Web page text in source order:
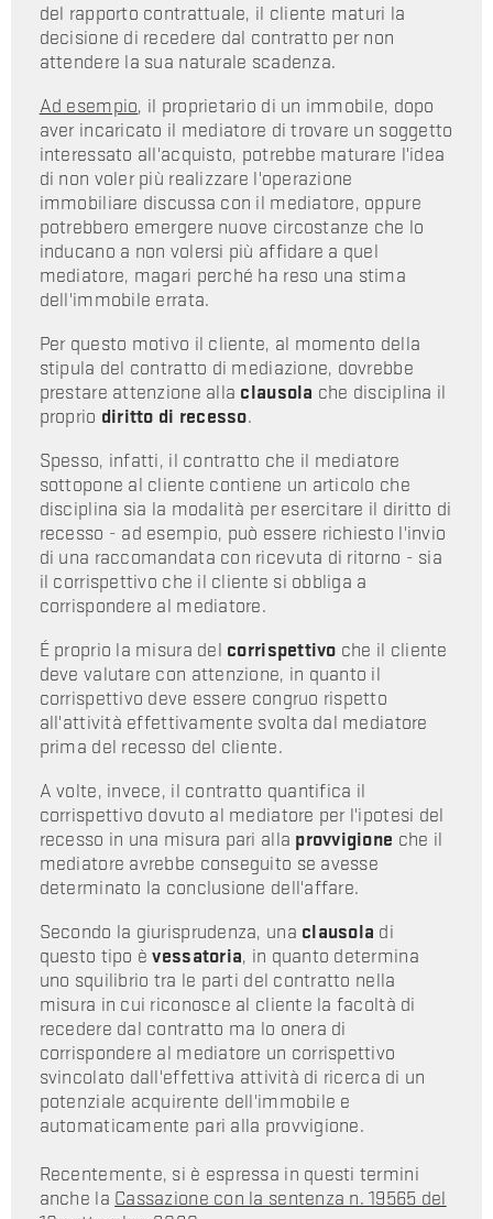
del rapporto contrattuale, il cliente maturi la
decisione di recedere dal contratto per non
attendere la sua naturale scadenza.
Ad esempio, il proprietario di un immobile, dopo
aver incaricato il mediatore di trovare un soggetto
interessato all'acquisto, potrebbe maturare l'idea
di non voler più realizzare l'operazione
immobiliare discussa con il mediatore, oppure
potrebbero emergere nuove circostanze che lo
inducano a non volersi più affidare a quel
mediatore, magari perché ha reso una stima
dell'immobile errata.
Per questo motivo il cliente, al momento della
stipula del contratto di mediazione, dovrebbe
prestare attenzione alla clausola che disciplina il
proprio diritto di recesso.
Spesso, infatti, il contratto che il mediatore
sottopone al cliente contiene un articolo che
disciplina sia la modalità per esercitare il diritto di
recesso - ad esempio, può essere richiesto l'invio
di una raccomandata con ricevuta di ritorno - sia
il corrispettivo che il cliente si obbliga a
corrispondere al mediatore.
É proprio la misura del corrispettivo che il cliente
deve valutare con attenzione, in quanto il
corrispettivo deve essere congruo rispetto
all'attività effettivamente svolta dal mediatore
prima del recesso del cliente.
A volte, invece, il contratto quantifica il
corrispettivo dovuto al mediatore per l'ipotesi del
recesso in una misura pari alla provvigione che il
mediatore avrebbe conseguito se avesse
determinato la conclusione dell'affare.
Secondo la giurisprudenza, una clausola di
questo tipo èvessatoria, in quanto determina
uno squilibrio tra le parti del contratto nella
misura in cui riconosce al cliente la facoltà di
recedere dal contratto ma lo onera di
corrispondere al mediatore un corrispettivo
svincolato dall'effettiva attività di ricerca di un
potenziale acquirente dell'immobile e
automaticamente pari alla provvigione.
Recentemente, si è espressa in questi termini
anche la Cassazione con la sentenza n. 19565 del